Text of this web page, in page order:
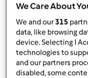
We Care About
We and our315
data, like browsing
device. Selecting I
technologies to
and our partners
disabled, some